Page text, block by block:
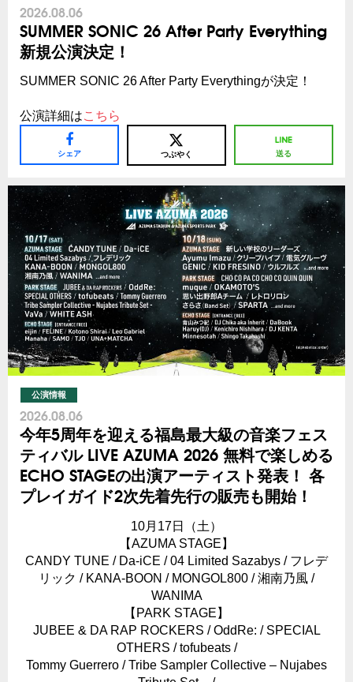
2026.08.06
SUMMER SONIC 26 After Party Everything
新規公演決定！
SUMMER SONIC 26 After Party Everythingが決定！
公演詳細はこちら
シェア つぶやく 送る
公演情報
2026.08.06
今年5周年を迎える福島最大級の音楽フェス
ティバル LIVE AZUMA 2026 無料で楽しめる
ECHO STAGEの出演アーティスト発表！ 各
プレイガイド2次先着先行の販売も開始！
10月17日（土）
【AZUMA STAGE】
CANDY TUNE / Da-iCE / 04 Limited Sazabys / フレデ
リック / KANA-BOON / MONGOL800 / 湘南乃風 /
WANIMA
【PARK STAGE】
JUBEE & DA RAP ROCKERS / OddRe: / SPECIAL
OTHERS / tofubeats /
Tommy Guerrero / Tribe Sampler Collective – Nujabes